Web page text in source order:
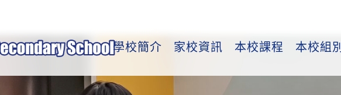
學校簡介
家校資訊 本校課程 本校組別